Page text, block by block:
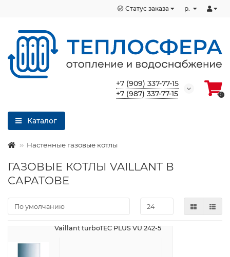
р.
Статус заказа
+7 (909) 337-77-15
+7 (987) 337-77-15
0
Каталог
Настенные газовые котлы
ГАЗОВЫЕ КОТЛЫ VAILLANT В
САРАТОВЕ
Vaillant turboTEC PLUS VU 242-5